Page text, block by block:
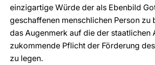
einzigartige Würde der als Ebenbild
geschaffenen menschlichen Person zu
das Augenmerk auf die der staatlichen
zukommende Pflicht der Förderung
zu legen.